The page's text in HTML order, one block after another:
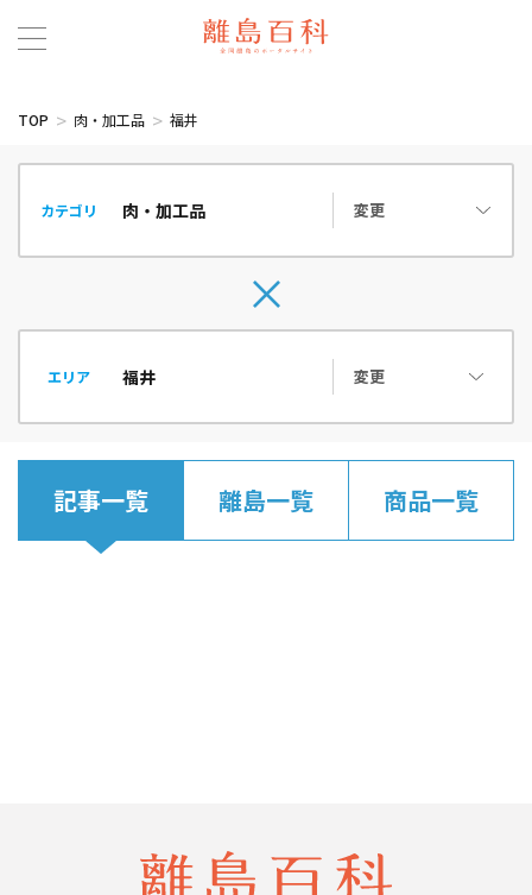
TOP 肉・加工品 福井
カテゴリ 変更
エリア 変更
記事一覧 離島一覧 商品一覧